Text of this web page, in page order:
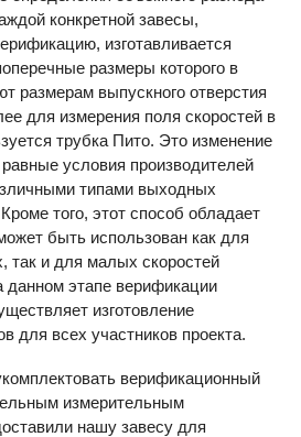
конкретной завесы,
изготавливается
размеры которого в
размерам выпускного отверстия
для измерения поля скоростей в
трубка Пито. Это изменение
условия производителей
типами выходных
того, этот способ обладает
быть использован как для
так и для малых скоростей
данном этапе верификации
изготовление
для всех участников проекта.
верификационный
измерительным
нашу завесу для